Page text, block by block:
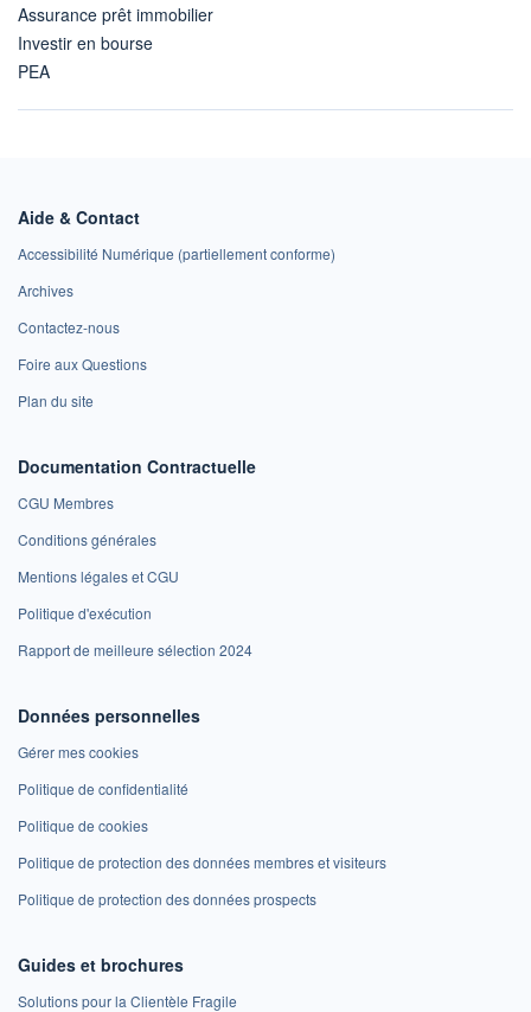
Assurance prêt immobilier
Investir en bourse
PEA
Aide & Contact
Accessibilité Numérique (partiellement conforme)
Archives
Contactez-nous
Foire aux Questions
Plan du site
Documentation Contractuelle
CGU Membres
Conditions générales
Mentions légales et CGU
Politique d'exécution
Rapport de meilleure sélection 2024
Données personnelles
Gérer mes cookies
Politique de confidentialité
Politique de cookies
Politique de protection des données membres et visiteurs
Politique de protection des données prospects
Guides et brochures
Solutions pour la Clientèle Fragile